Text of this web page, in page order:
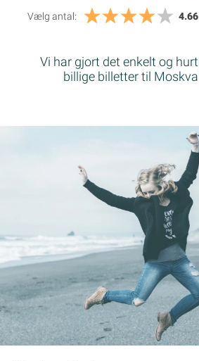
Vælg antal: 4.66
Vi har gjort det enkelt og
billige billetter til